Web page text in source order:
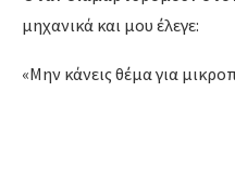
μηχανικά και μου έλεγε:
«Μην κάνεις θέμα για